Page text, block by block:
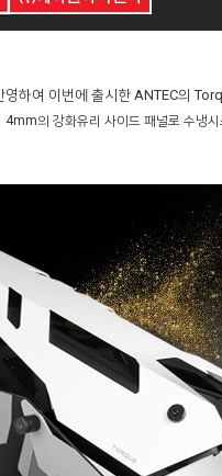
하여 이번에 출시한 ANTEC의
4mm의 강화유리 사이드 패널로 수냉